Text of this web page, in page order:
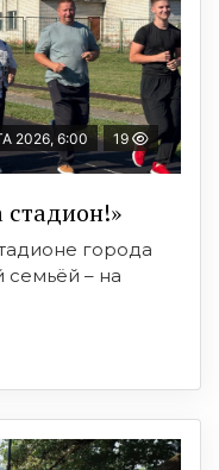
2026, 6:00 19
стадион!»
города
семьёй – на